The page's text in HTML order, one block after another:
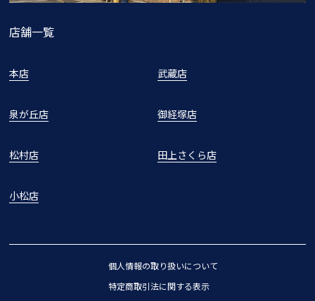
店舗一覧
本店 武蔵店
泉が丘店 御経塚店
松村店 田上さくら店
小松店
個人情報の取り扱いについて
特定商取引法に関する表示